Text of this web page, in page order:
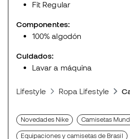
Fit Regular
Componentes:
100% algodón
Cuidados:
Lavar a máquina
Lifestyle Ropa Lifestyle
Novedades Nike Camisetas
Equipaciones y camisetas de Brasil